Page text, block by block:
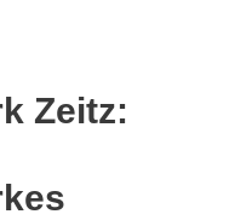
Zeitz: